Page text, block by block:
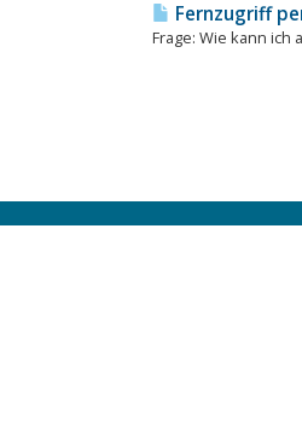
Fernzugriff
Frage: Wie kann